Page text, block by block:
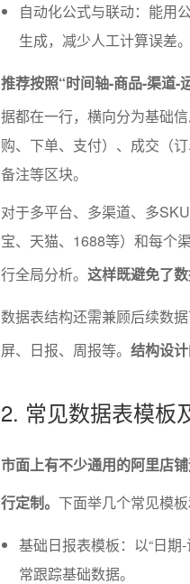
自动化公式与联动：能用
生成，减少人工计算误差。
推荐按照“时间轴-商品-渠道-
据都在一行，横向分为基础
购、下单、支付）、成交（
备注等区块。
对于多平台、多渠道、多
宝、天猫、1688等）和每个
行全局分析。 这样既避免了
数据表结构还需兼顾后续数
屏、日报、周报等。 结构设
2. 常见数据表模板
市面上有不少通用的阿里店
行定制。 下面举几个常见模
基础日报表模板：以“日
常跟踪基础数据。